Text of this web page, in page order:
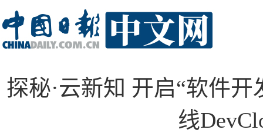
探秘·云新知 开启“软件
线